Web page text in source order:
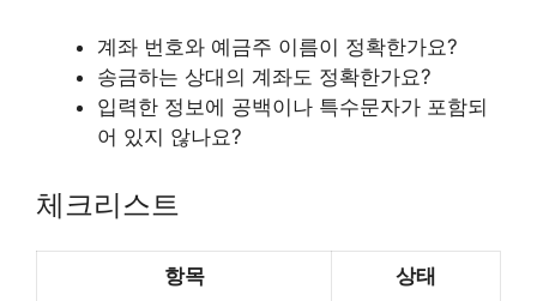
계좌 번호와 예금주 이름이 정확한가요?
송금하는 상대의 계좌도 정확한가요?
입력한 정보에 공백이나 특수문자가 포함되
어 있지 않나요?
체크리스트
항목 상태